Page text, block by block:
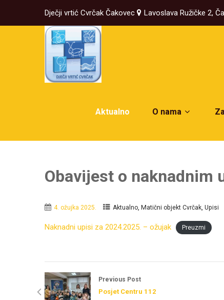
Dječji vrtić Cvrčak Čakovec Lavoslava Ružičke 2,
Aktualno O nama
Obavijest o naknadnim
4. ožujka 2025. Aktualno Matični objekt Cvrčak Upisi
Naknadni upisi za 2024.2025. – ožujak Preuzmi
Previous Post
Posjet Centru 112